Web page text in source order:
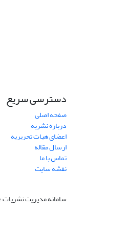
دسترسی سریع
صفحه اصلی
درباره نشریه
اعضای هیات تحریریه
ارسال مقاله
تماس با ما
نقشه سایت
سامانه مدیریت نشریات